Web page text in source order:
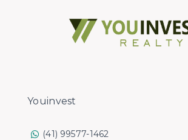
Youinvest
(41) 99577-1462